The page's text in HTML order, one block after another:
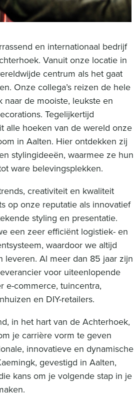
en internationaal bedrijf
Vanuit onze locatie in
centrum als het gaat
Onze collega’s reizen de hele
de mooiste, leukste en
Tegelijkertijd
alle hoeken van de wereld onze
in Aalten. Hier ontdekken zij
stylingideeën, waarmee ze hun
ware belevingsplekken.
creativiteit en kwaliteit
op onze reputatie als innovatief
styling en presentatie.
een zeer efficiënt logistiek- en
waardoor we altijd
leveren. Al meer dan 85 jaar zijn
voor uiteenlopende
e-commerce, tuincentra,
en DIY-retailers.
in het hart van de Achterhoek,
je carrière vorm te geven
innovatieve en dynamische
gevestigd in Aalten,
kans om je volgende stap in je